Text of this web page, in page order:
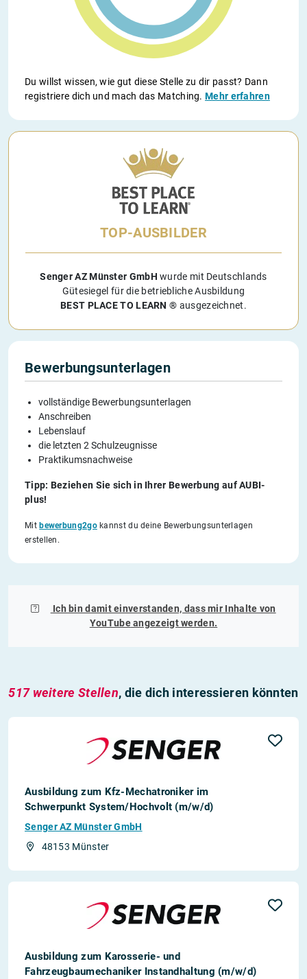
Du willst wissen, wie gut diese Stelle zu dir passt? Dann
registriere dich und mach das Matching.Mehr erfahren
TOP-AUSBILDER
Senger AZ Münster GmbH wurde mit Deutschlands
Gütesiegel für die betriebliche Ausbildung
BEST PLACE TO LEARN ® ausgezeichnet.
Bewerbungsunterlagen
vollständige Bewerbungsunterlagen
Anschreiben
Lebenslauf
die letzten 2 Schulzeugnisse
Praktikumsnachweise
Tipp: Beziehen Sie sich in Ihrer Bewerbung auf AUBI-
plus!
Mit bewerbung2gokannst du deine Bewerbungsunterlagen
erstellen.
Ich bin damit einverstanden, dass mir Inhalte von
YouTubeangezeigt werden.
517 weitere Stellen, die dich interessieren könnten
Ausbildung zum Kfz-Mechatroniker im
Schwerpunkt System/Hochvolt (m/w/d)
Senger AZ Münster GmbH
48153 Münster
Ausbildung zum Karosserie- und
Fahrzeugbaumechaniker Instandhaltung (m/w/d)